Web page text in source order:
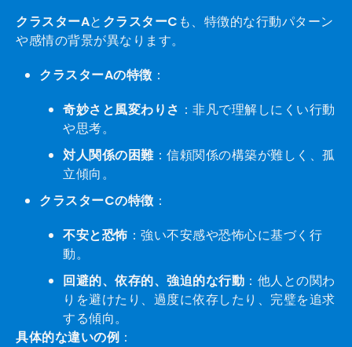
クラスターAと クラスターC も、特徴的な行動パターン
や感情の背景が異なります。
クラスターAの特徴 ：
奇妙さと風変わりさ ：非凡で理解しにくい行動
や思考。
対人関係の困難：信頼関係の構築が難しく、孤
立傾向。
クラスターCの特徴 ：
不安と恐怖 ：強い不安感や恐怖心に基づく行
動。
回避的、依存的、強迫的な行動 ：他人との関わ
りを避けたり、過度に依存したり、完璧を追求
する傾向。
具体的な違いの例 ：